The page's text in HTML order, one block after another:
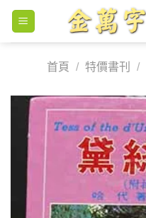
Skip
content
首頁
/ 特價書刊 /